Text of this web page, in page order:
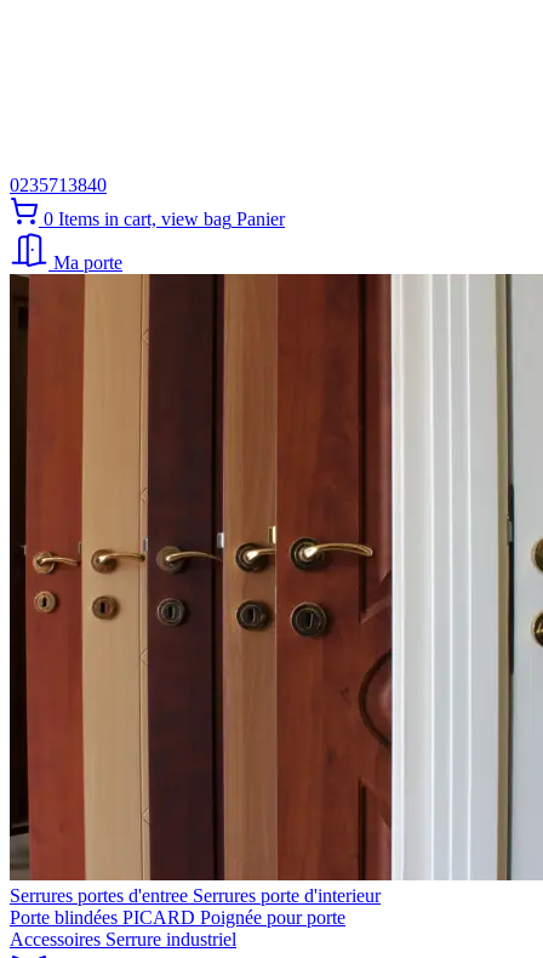
0235713840
0 Items in cart, view bag Panier
Ma porte
Serrures portes d'entree Serrures porte d'interieur
Porte blindées PICARD Poignée pour porte
Accessoires Serrure industriel